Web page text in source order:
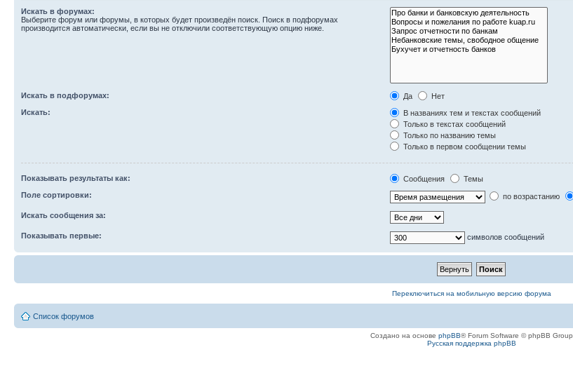
Искать в форумах:
Выберите форум или форумы, в которых будет произведён поиск. Поиск в подфорумах
производится автоматически, если вы не отключили соответствующую опцию ниже.
Искать в подфорумах: Да
Нет
Искать:
В названиях тем и текстах сообщений
Только в текстах сообщений
Только по названию темы
Только в первом сообщении темы
Показывать результаты как: Сообщения
Темы
Поле сортировки:
по возрастанию
Искать сообщения за:
Показывать первые: символов сообщений
Переключиться на мобильную версию форума
Список форумов
Создано на основе phpBB® Forum Software © phpBB Group
Русская поддержка phpBB